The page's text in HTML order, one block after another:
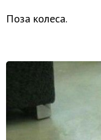
Поза колеса.